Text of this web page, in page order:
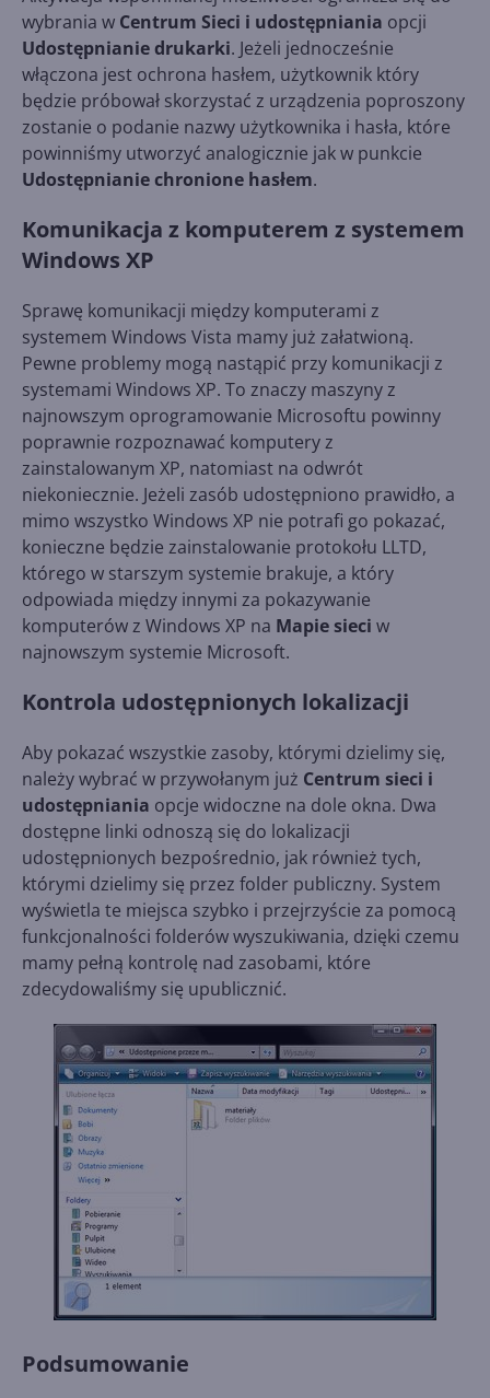
wybrania w Centrum Sieci i udostępniania opcji
Udostępnianie drukarki. Jeżeli jednocześnie
włączona jest ochrona hasłem, użytkownik który
będzie próbował skorzystać z urządzenia poproszony
zostanie o podanie nazwy użytkownika i hasła, które
powinniśmy utworzyć analogicznie jak w punkcie
Udostępnianie chronione hasłem.
Komunikacja z komputerem z systemem
Windows XP
Sprawę komunikacji między komputerami z
systemem Windows Vista mamy już załatwioną.
Pewne problemy mogą nastąpić przy komunikacji z
systemami Windows XP. To znaczy maszyny z
najnowszym oprogramowanie Microsoftu powinny
poprawnie rozpoznawać komputery z
zainstalowanym XP, natomiast na odwrót
niekoniecznie. Jeżeli zasób udostępniono prawidło, a
mimo wszystko Windows XP nie potrafi go pokazać,
konieczne będzie zainstalowanie protokołu LLTD,
którego w starszym systemie brakuje, a który
odpowiada między innymi za pokazywanie
komputerów z Windows XP na Mapie sieci w
najnowszym systemie Microsoft.
Kontrola udostępnionych lokalizacji
Aby pokazać wszystkie zasoby, którymi dzielimy się,
należy wybrać w przywołanym już Centrum sieci i
udostępniania opcje widoczne na dole okna. Dwa
dostępne linki odnoszą się do lokalizacji
udostępnionych bezpośrednio, jak również tych,
którymi dzielimy się przez folder publiczny. System
wyświetla te miejsca szybko i przejrzyście za pomocą
funkcjonalności folderów wyszukiwania, dzięki czemu
mamy pełną kontrolę nad zasobami, które
zdecydowaliśmy się upublicznić.
Podsumowanie